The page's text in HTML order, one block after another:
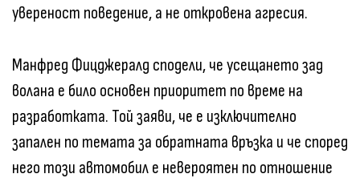
увереност поведение, а не откровена агресия.
Манфред Фицджералд сподели, че усещането зад
волана е било основен приоритет по време на
разработката. Той заяви, че е изключително
запален по темата за обратната връзка и че според
него този автомобил е невероятен по отношение